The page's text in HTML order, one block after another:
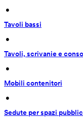
•
Tavoli bassi
•
Tavoli, scrivanie e
•
Mobili contenitori
•
Sedute per spazi